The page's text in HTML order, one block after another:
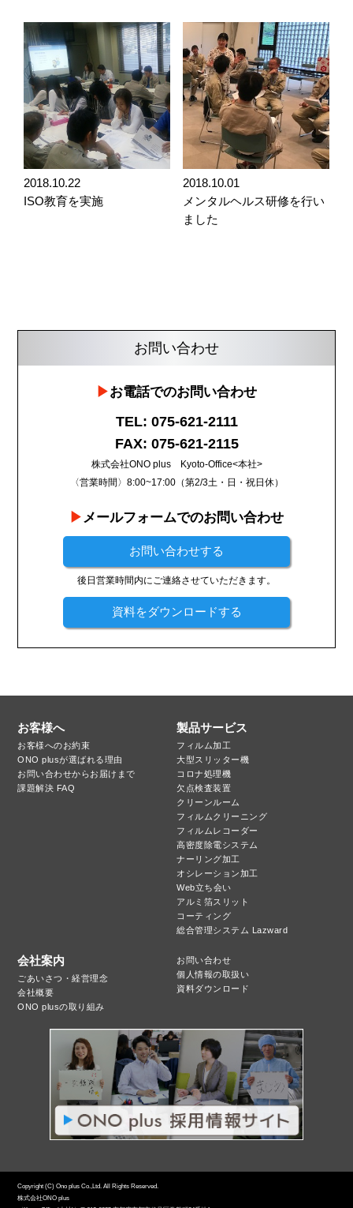
2018.10.22
ISO教育を実施
2018.10.01
メンタルヘルス研修を行い
ました
お問い合わせ
お電話でのお問い合わせ
TEL: 075-621-2111
FAX: 075-621-2115
株式会社ONO plus Kyoto-Office<本社>
〈営業時間〉8:00~17:00（第2/3土・日・祝日休）
メールフォームでのお問い合わせ
お問い合わせする
後日営業時間内にご連絡させていただきます。
資料をダウンロードする
お客様へ
お客様へのお約束
ONO plusが選ばれる理由
お問い合わせからお届けまで
課題解決 FAQ
製品サービス
フィルム加工
大型スリッター機
コロナ処理機
欠点検査装置
クリーンルーム
フィルムクリーニング
フィルムレコーダー
高密度除電システム
ナーリング加工
オシレーション加工
Web立ち会い
アルミ箔スリット
コーティング
総合管理システム Lazward
会社案内
ごあいさつ・経営理念
会社概要
ONO plusの取り組み
お問い合わせ
個人情報の取扱い
資料ダウンロード
Copyright (C) Ono plus Co.,Ltd. All Rights Reserved.
株式会社ONO plus